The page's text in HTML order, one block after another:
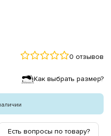
0 отзывов
Как выбрать размер?
Есть вопросы по товару?